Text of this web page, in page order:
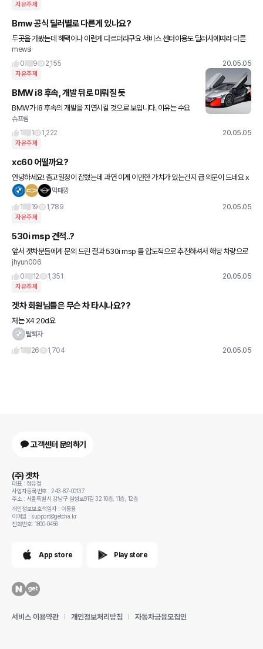
자유주제
Bmw 공식 딜러별로 다른게 있나요?
두곳을 가봤는데 해택이나 이런게 다르더라구요 서비스 센터이용도 딜러사에따라 다른
지 궁금하네여
mewsi
0
9 2,155 20.05.05
자유주제
BMW i8 후속, 개발 뒤로 미뤄질 듯
BMW가 i8 후속의 개발을 지연시킬 것으로 보입니다. 이유는 수요
때문인데, 고성능을 원하는 잠재적 소비자들은 여전히 내연기관 엔
진을 선호하기 때문에 개발 비용 대비 수요가 높지 않다는 겁니다.
슈프림
1
1 1,222 20.05.05
자유주제
xc60 어떨까요?
안녕하세요! 출고일정이 잡혔는데 과연 이게 이만한 가치가 있는건지 급 의문이 드네요 x
5가 땡기는데 갭이 너무 크고 참 어렵네요. 출고 후 후회하기는 싫고 한장은 너무 크고ㅜ
먹태깡
1
19 1,789 20.05.05
자유주제
530i msp 견적..?
앞서 겟차분들에게 문의 드린 결과 530i msp 를 압도적으로 추천하셔서 해당 차량으로
구매 차량을 결정을 하였습니다. 현재 견적은 1100에 5종 또는 1120에 3종으로 받았는
데 나름 잘 받
jhyun006
0
12 1,351 20.05.05
자유주제
겟차 회원님들은 무슨 차 타시나요??
저는 X4 20d요
탈퇴자
1
26 1,704 20.05.05
고객센터 문의하기
(주) 겟차
대표 : 정유철
사업자등록번호 : 243-87-00137
주소 : 서울특별시 강남구 삼성로91길 32 10층, 11층, 12층
개인정보보호책임자 : 이동용
이메일 : support@getcha.kr
전화번호: 1800-0456
App store Play store
서비스 이용약관 개인정보처리방침 자동차금융모집인